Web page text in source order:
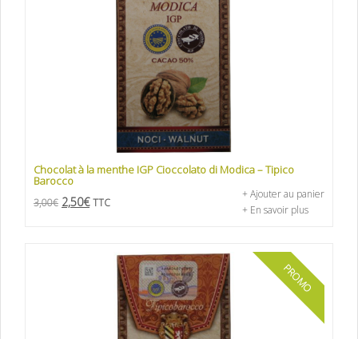
Chocolat à la menthe IGP Cioccolato di Modica – Tipico
Barocco
3,00€ 2,50€ TTC
+ Ajouter au panier
+ En savoir plus
PROMO